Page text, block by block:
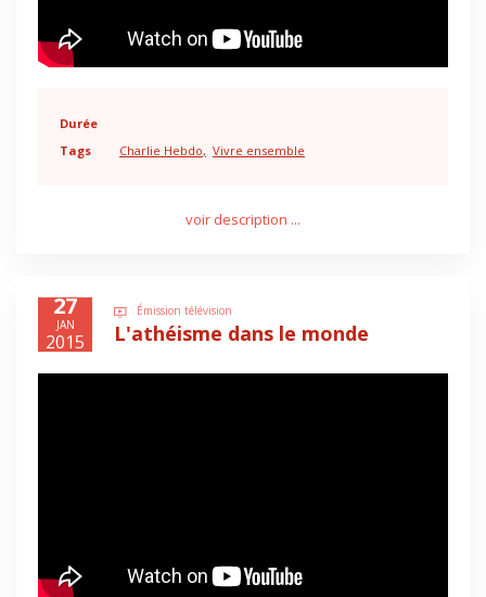
Durée
Tags
Charlie Hebdo Vivre ensemble
voir description ...
27
JAN
2015
Émission télévision
L'athéisme dans le monde